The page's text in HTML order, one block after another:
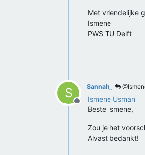
Met vriendelijke
Ismene
PWS TU Delft
S
Offline
Sannah_
Ismene Usman
Beste Ismene,
Zou je het
Alvast bedankt!